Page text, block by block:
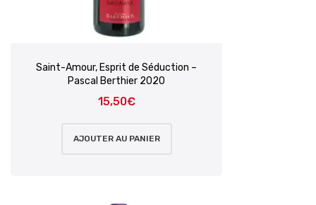
Saint-Amour, Esprit de Séduction –
Pascal Berthier 2020
15,50€
AJOUTER AU PANIER